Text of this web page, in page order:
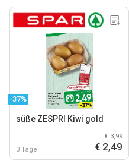
-37%
süße ZESPRI Kiwi gold
3 Tage
€ 3,99
€ 2,49